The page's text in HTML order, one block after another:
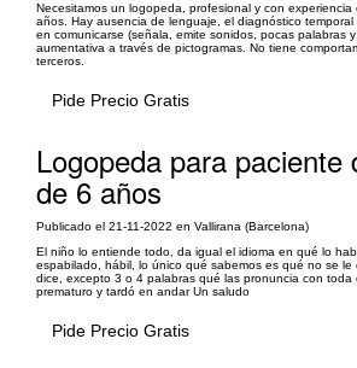
Necesitamos un logopeda, profesional y con experiencia
años. Hay ausencia de lenguaje, el diagnóstico
en comunicarse (señala, emite sonidos, pocas palabras
aumentativa a través de pictogramas. No tiene
terceros.
Pide Precio Gratis
Logopeda para paciente
de 6 años
Publicado el 21-11-2022 en Vallirana (Barcelona)
El niño lo entiende todo, da igual el idioma en qué lo
espabilado, hábil, lo único qué sabemos es qué no se
dice, excepto 3 o 4 palabras qué las pronuncia con toda
prematuro y tardó en andar Un saludo
Pide Precio Gratis